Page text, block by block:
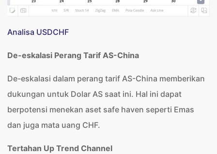
Analisa USDCHF
De-eskalasi Perang Tarif AS-China
De-eskalasi dalam perang tarif AS-China memberikan
dukungan untuk Dolar AS saat ini. Hal ini dapat
berpotensi menekan aset safe haven seperti Emas
dan juga mata uang CHF.
Tertahan Up Trend Channel